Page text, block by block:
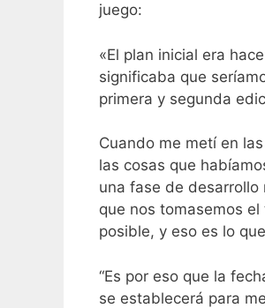
juego:
«El plan inicial era
significaba que
primera y segunda
Cuando me metí en
las cosas que
una fase de desarrollo
que nos tomasemos
posible, y eso es lo
“Es por eso que la
se establecerá para